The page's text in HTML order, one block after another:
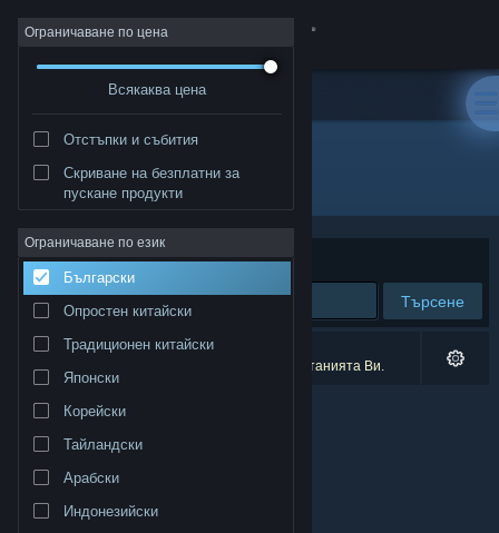
Вписване
Относно
Поддръжка
Смяна на езика
Ограничаване по цена
Всякаква цена
Отстъпки и събития
Скриване на безплатни за
пускане продукти
Ограничаване по език
Български
Опростен китайски
Традиционен китайски
Японски
Корейски
Тайландски
Арабски
Индонезийски
Разработчик: Zeal Game Studio
Сортиране по Съответстване
Търсене
0 резултата съответстват на търсенето Ви.
4 заглавия бяха изключени спрямо предпочитанията Ви.